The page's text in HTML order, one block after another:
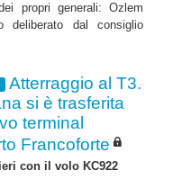
propri generali: Ozlem
deliberato dal consiglio
Atterraggio al T3.
si è trasferita
terminal
Francoforte
con il volo KC922